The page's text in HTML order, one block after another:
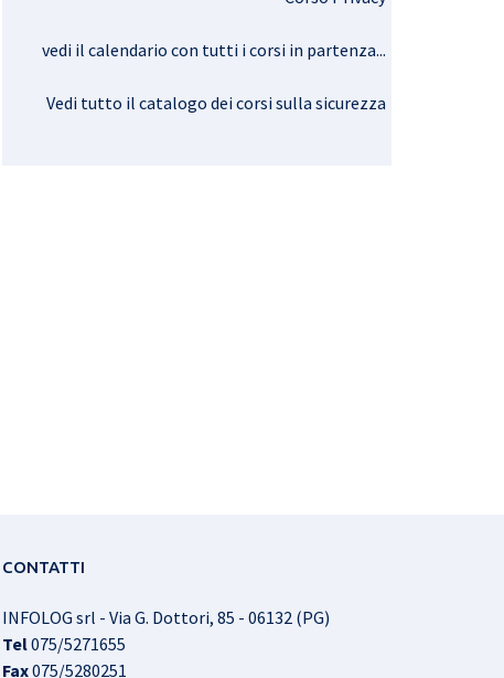
vedi il calendario con tutti i corsi in partenza...
Vedi tutto il catalogo dei corsi sulla sicurezza
CONTATTI
INFOLOG srl - Via G. Dottori, 85 - 06132 (PG)
Tel075/5271655
Fax075/5280251